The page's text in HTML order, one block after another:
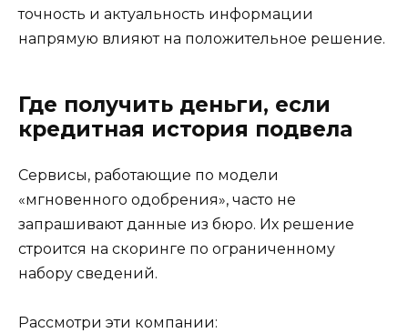
точность и актуальность информации
напрямую влияют на положительное решение.
Где получить деньги, если
кредитная история подвела
Сервисы, работающие по модели
«мгновенного одобрения», часто не
запрашивают данные из бюро. Их решение
строится на скоринге по ограниченному
набору сведений.
Рассмотри эти компании: